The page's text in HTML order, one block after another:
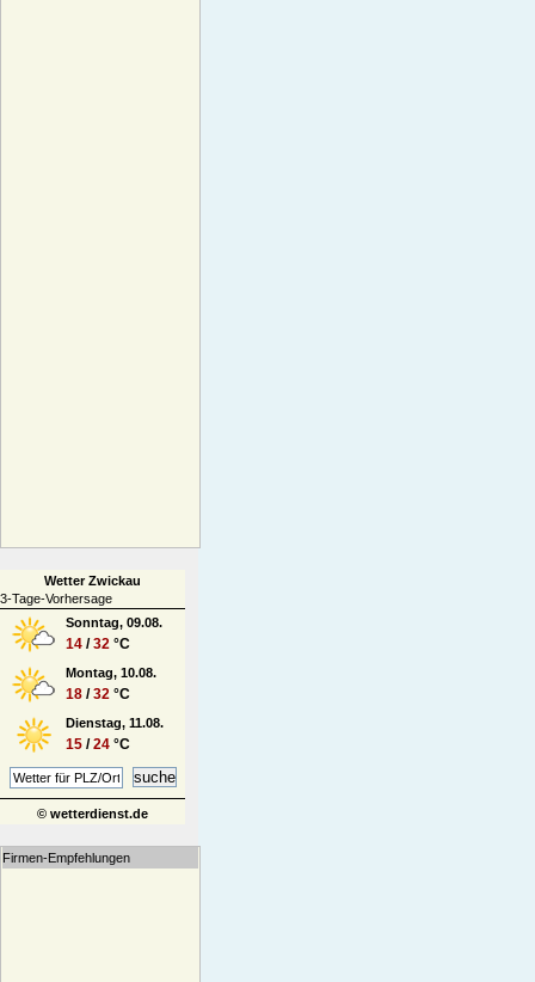
Wetter Zwickau
3-Tage-Vorhersage
Sonntag, 09.08.
14 /32 °C
Montag, 10.08.
18 /32 °C
Dienstag, 11.08.
15 /24 °C
© wetterdienst.de
Firmen-Empfehlungen